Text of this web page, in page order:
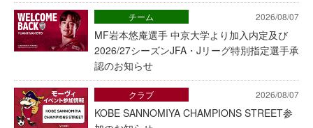
2026/08/07
MF岩本悠庵選手 中京大学より加入内定及び
2026/27シーズンJFA・Jリーグ特別指定選手承
認のお知らせ
チーム
2026/08/07
KOBE SANNOMIYA CHAMPIONS STREET参
クラブ